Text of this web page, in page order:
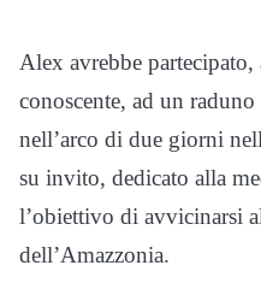
Alex avrebbe partecipato,
conoscente, ad un
nell’arco di due giorni
su invito, dedicato alla
l’obiettivo di avvicinarsi
dell’Amazzonia.